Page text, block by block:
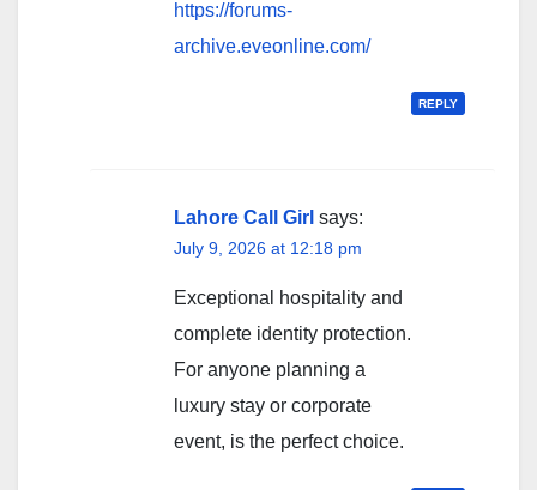
https://forums-
archive.eveonline.com/
REPLY
Lahore Call Girl says:
July 9, 2026 at 12:18 pm
Exceptional hospitality and
complete identity protection.
For anyone planning a
luxury stay or corporate
event, is the perfect choice.